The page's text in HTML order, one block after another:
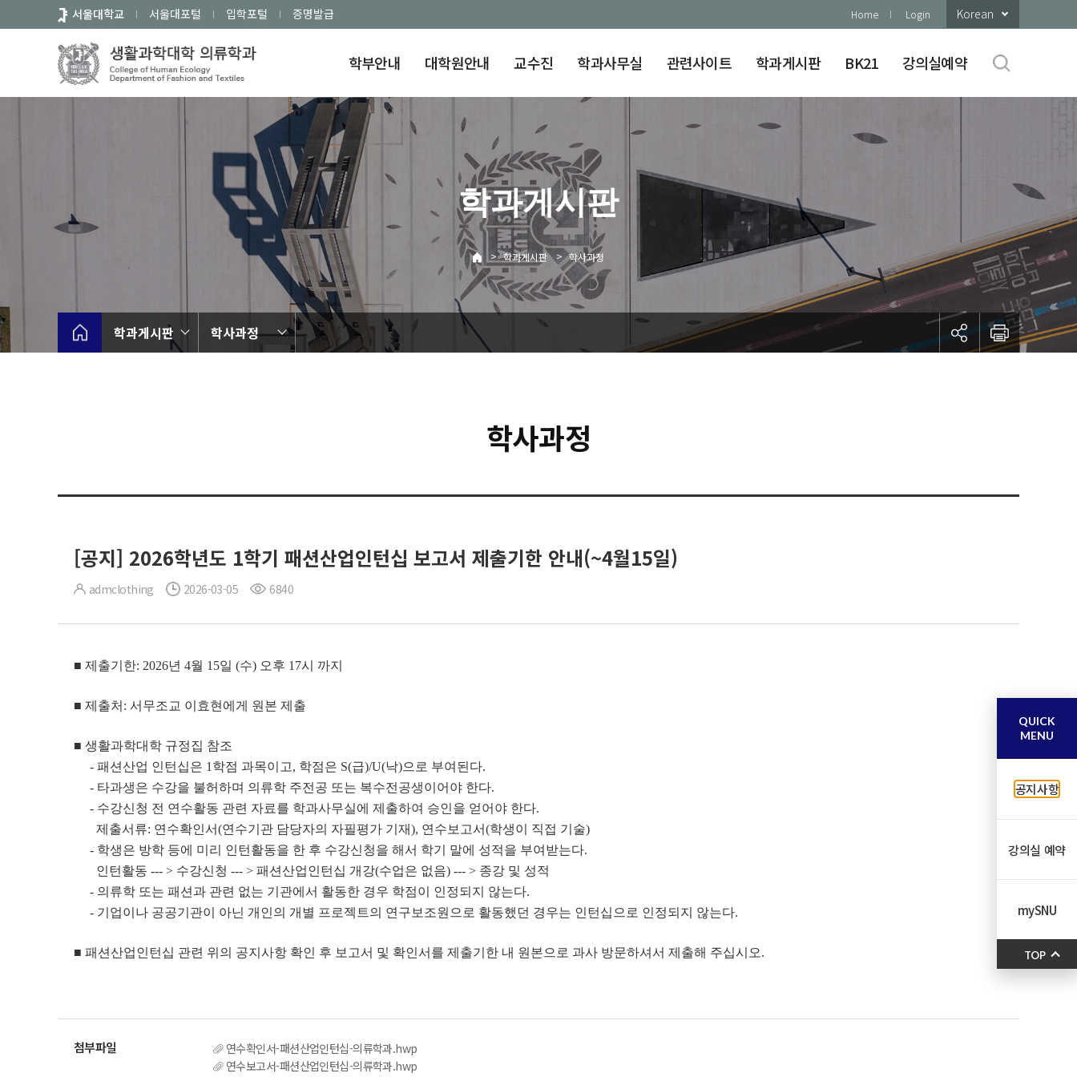
로
서울대학교 서울대포털 입학포털 증명발급 Home Login Korean
학부안내 대학원안내 교수진 학과사무실 관련사이트 학과게시판 BK21 강의실예약
학과게시판
> 학과게시판 > 학사과정
학과게시판 학사과정
학사과정
[공지] 2026학년도 1학기 패션산업인턴십 보고서 제출기한 안내(~4월15일)
admclothing 2026-03-05 6840
■ 제출기한: 2026년 4월 15일 (수) 오후 17시 까지
■ 제출처: 서무조교 이효현에게 원본 제출
■ 생활과학대학 규정집 참조
- 패션산업 인턴십은 1학점 과목이고, 학점은 S(급)/U(낙)으로 부여된다.
- 타과생은 수강을 불허하며 의류학 주전공 또는 복수전공생이어야 한다.
- 수강신청 전 연수활동 관련 자료를 학과사무실에 제출하여 승인을 얻어야 한다.
제출서류: 연수확인서(연수기관 담당자의 자필평가 기재), 연수보고서(학생이 직접 기술)
- 학생은 방학 등에 미리 인턴활동을 한 후 수강신청을 해서 학기 말에 성적을 부여받는다.
인턴활동 --- > 수강신청 --- > 패션산업인턴십 개강(수업은 없음) --- > 종강 및 성적
- 의류학 또는 패션과 관련 없는 기관에서 활동한 경우 학점이 인정되지 않는다.
- 기업이나 공공기관이 아닌 개인의 개별 프로젝트의 연구보조원으로 활동했던 경우는 인턴십으로 인정되지 않는다.
■ 패션산업인턴십 관련 위의 공지사항 확인 후 보고서 및 확인서를 제출기한 내 원본으로 과사 방문하셔서 제출해 주십시오.
연수확인서-패션산업인턴십-의류학과.hwp
연수보고서-패션산업인턴십-의류학과.hwp
QUICK
MENU
공지사항
강의실 예약
mySNU
TOP